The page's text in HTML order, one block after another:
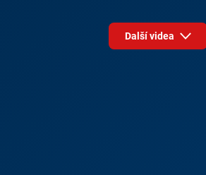
Další videa